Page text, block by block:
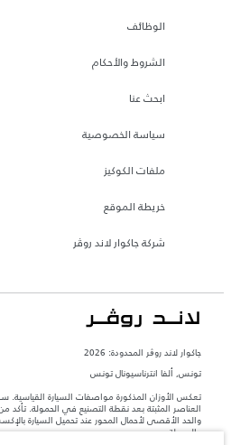
الوظائف
الشروط والأحكام
ابحث عنا
سياسة الخصوصية
ملفات الكوكيز
خريطة الموقع
شركة جاكوار لاند روڤر
جاكوار لاند روڨر المحدودة: 2026
تونس, ألفا انترناسيونال تونس
تعكس الأوزان المذكورة مواصفات السيارة
العناصر المثبتة بعد نقطة التصنيع في الحمولة. تأكد
والحد الأقصى لأحمال المحور عند تحميل السيارة
والحمولة.